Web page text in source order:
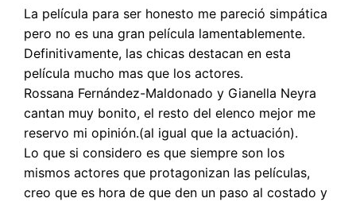
La película para ser honesto me pareció simpática
pero no es una gran película lamentablemente.
Definitivamente, las chicas destacan en esta
película mucho mas que los actores.
Rossana Fernández-Maldonado y Gianella Neyra
cantan muy bonito, el resto del elenco mejor me
reservo mi opinión.(al igual que la actuación).
Lo que si considero es que siempre son los
mismos actores que protagonizan las películas,
creo que es hora de que den un paso al costado y